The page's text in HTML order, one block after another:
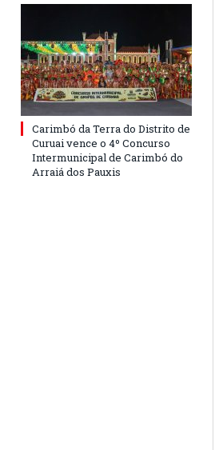
Carimbó da Terra do Distrito de
Curuai vence o 4º Concurso
Intermunicipal de Carimbó do
Arraiá dos Pauxis